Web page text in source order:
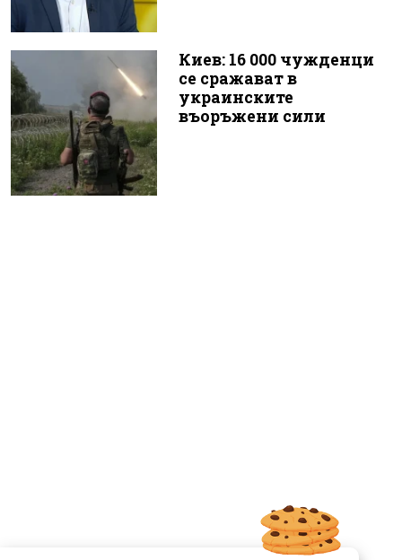
Киев: 16 000 чужденци
се сражават в
украинските
въоръжени сили